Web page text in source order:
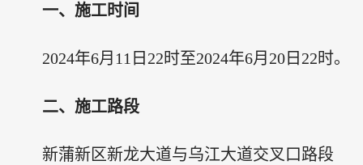
一、施工时间
2024年6月11日22时至2024年6月20日22时。
二、施工路段
新蒲新区新龙大道与乌江大道交叉口路段